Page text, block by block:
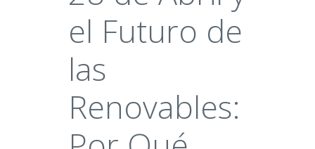
el Futuro de
las
Renovables: